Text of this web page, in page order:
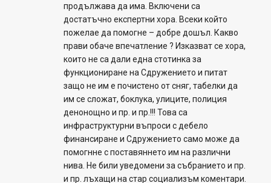
продължава да има. Включени са
достатъчно експертни хора. Всеки който
пожелае да помогне – добре дошъл. Какво
прави обаче впечатление ? Изказват се хора,
които не са дали една стотинка за
функциониране на Сдружението и питат
защо не им е почистено от сняг, табелки да
им се сложат, боклука, улиците, полиция
денонощно и пр. и пр.!!! Това са
инфраструктурни въпроси с дебело
финансиране и Сдружението само може да
помогнне с поставяннето им на различни
нива. Не били уведомени за събранието и пр.
и пр. лъхащи на стар социализъм коментари.